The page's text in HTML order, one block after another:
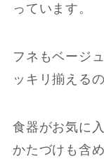
っています。
フネもベージ
ッキリ揃える
食器がお気に
かたづけも含